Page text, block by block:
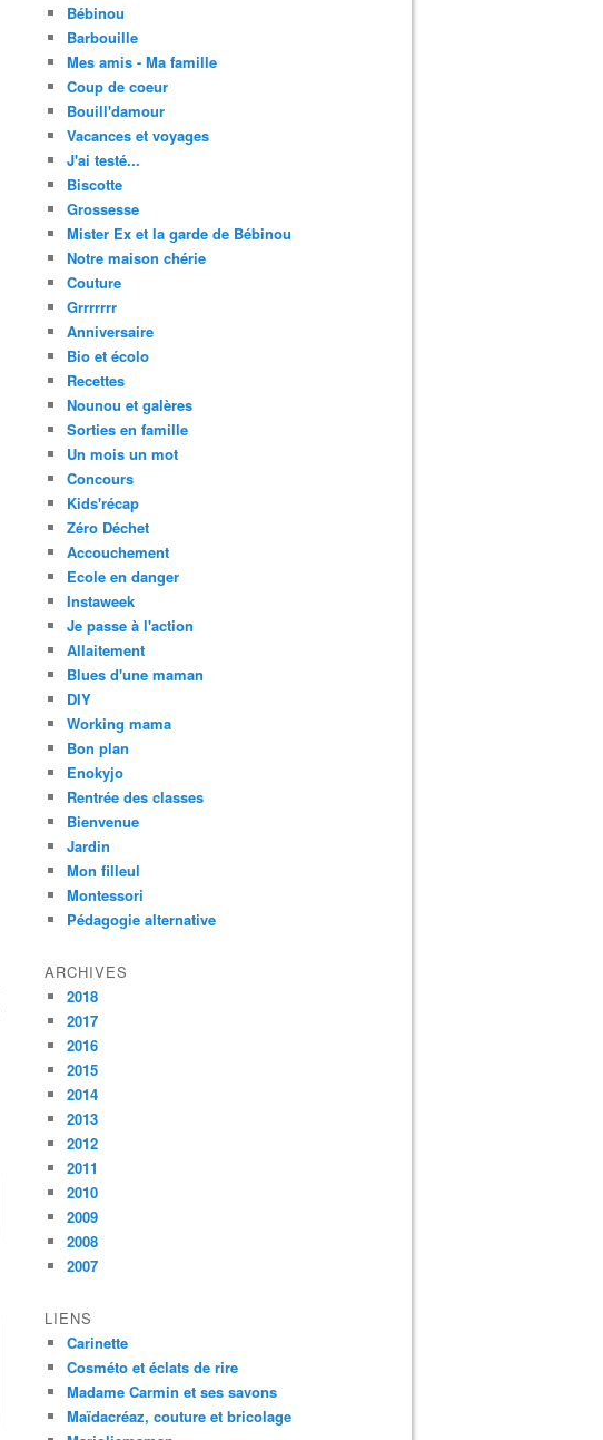
Bébinou
Barbouille
Mes amis - Ma famille
Coup de coeur
Bouill'damour
Vacances et voyages
J'ai testé...
Biscotte
Grossesse
Mister Ex et la garde de Bébinou
Notre maison chérie
Couture
Grrrrrrr
Anniversaire
Bio et écolo
Recettes
Nounou et galères
Sorties en famille
Un mois un mot
Concours
Kids'récap
Zéro Déchet
Accouchement
Ecole en danger
Instaweek
Je passe à l'action
Allaitement
Blues d'une maman
DIY
Working mama
Bon plan
Enokyjo
Rentrée des classes
Bienvenue
Jardin
Mon filleul
Montessori
Pédagogie alternative
ARCHIVES
2018
2017
2016
2015
2014
2013
2012
2011
2010
2009
2008
2007
LIENS
Carinette
Cosméto et éclats de rire
Madame Carmin et ses savons
Maïdacréaz, couture et bricolage